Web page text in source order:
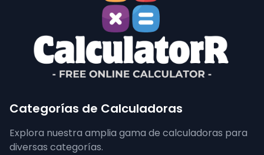
Categorías de Calculadoras
Explora nuestra amplia gama de calculadoras para
diversas categorías.